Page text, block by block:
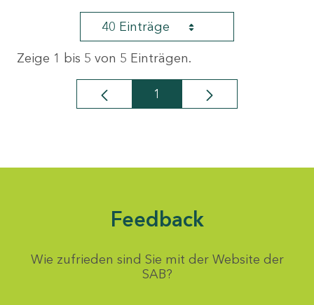
40 Einträge
Zeige 1 bis 5 von 5 Einträgen.
Seite
1
Feedback
Wie zufrieden sind Sie mit der Website der
SAB?